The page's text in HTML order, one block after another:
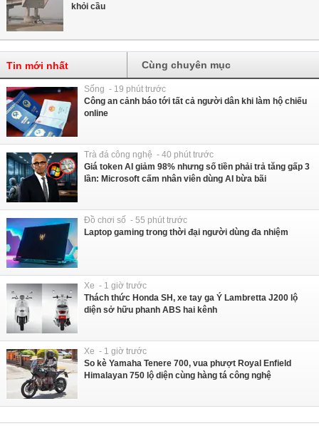
khỏi cầu
Tin mới nhất Cùng chuyên mục
Sống - 19 phút trước
Công an cảnh báo tới tất cả người dân khi làm hộ chiếu
online
Trà đá công nghệ - 40 phút trước
Giá token AI giảm 98% nhưng số tiền phải trả tăng gấp 3
lần: Microsoft cấm nhân viên dùng AI bừa bãi
Đồ chơi số - 55 phút trước
Laptop gaming trong thời đại người dùng đa nhiệm
Xe - 1 giờ trước
Thách thức Honda SH, xe tay ga Ý Lambretta J200 lộ
diện sở hữu phanh ABS hai kênh
Xe - 1 giờ trước
So kè Yamaha Tenere 700, vua phượt Royal Enfield
Himalayan 750 lộ diện cùng hàng tá công nghệ